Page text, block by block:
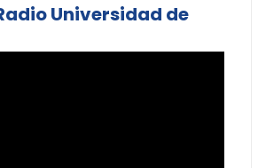
Universidad de